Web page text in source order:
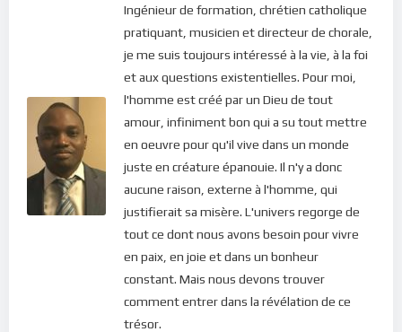
cet état, l’esprit est aveuglé par les douleurs et les
ressentiments. Nous sommes toujours en train de nous
lamenter, de nous plaindre et de chercher des solutions
toutes faites tous azimuts, ignorant la main tendue du Christ
Méditons :
Les problèmes font partie de l’existence. On ne
peut pas y échapper : ils sont liés à la matrice
même de ce monde marqué par le péché. Tu as
tendance à entrer bien trop rapidement en
mode « résolution de problèmes », à faire
comme si tu avais le pouvoir de tout résoudre.
Ingénieur de formation, chrétien catholique
pratiquant, musicien et directeur de chorale,
je me suis toujours intéressé à la vie, à la foi
et aux questions existentielles. Pour moi,
l'homme est créé par un Dieu de tout
amour, infiniment bon qui a su tout mettre
en oeuvre pour qu'il vive dans un monde
juste en créature épanouie. Il n'y a donc
aucune raison, externe à l'homme, qui
justifierait sa misère. L'univers regorge de
tout ce dont nous avons besoin pour vivre
en paix, en joie et dans un bonheur
constant. Mais nous devons trouver
comment entrer dans la révélation de ce
trésor.